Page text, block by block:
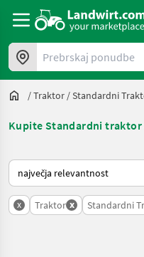
Prebrskaj ponudbe
/Traktor /Standardni
Kupite Standardni traktor
Tako je razvrščeno na
x Traktor x Standardni